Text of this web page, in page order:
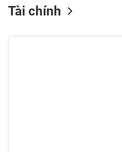
Tài chính
TƯ